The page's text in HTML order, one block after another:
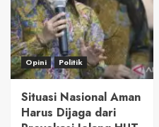
Opini Politik
Situasi Nasional Aman
Harus Dijaga dari